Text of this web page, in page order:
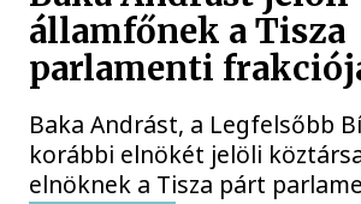
államfőnek a Tisza
parlamenti
Baka Andrást, a Legfelsőbb
korábbi elnökét jelöli
elnöknek a Tisza párt